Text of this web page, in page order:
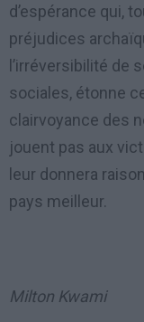
d’espérance qui,
préjudices
l’irréversibilité de
sociales, étonne
clairvoyance des
jouent pas aux
leur donnera
pays meilleur.
Milton Kwami